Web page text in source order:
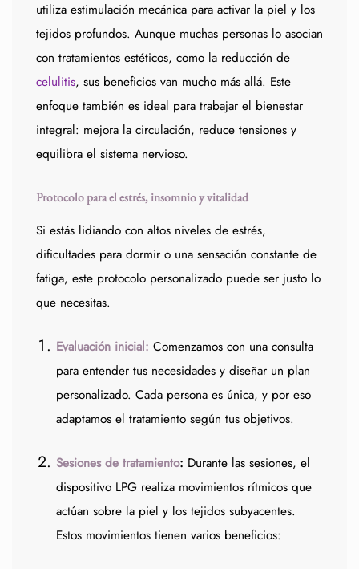
utiliza estimulación mecánica para activar la piel y los
tejidos profundos. Aunque muchas personas lo asocian
con tratamientos estéticos, como la reducción de
celulitis, sus beneficios van mucho más allá. Este
enfoque también es ideal para trabajar el bienestar
integral: mejora la circulación, reduce tensiones y
equilibra el sistema nervioso.
Protocolo para el estrés, insomnio y vitalidad
Si estás lidiando con altos niveles de estrés,
dificultades para dormir o una sensación constante de
fatiga, este protocolo personalizado puede ser justo lo
que necesitas.
Evaluación inicial: Comenzamos con una consulta
para entender tus necesidades y diseñar un plan
personalizado. Cada persona es única, y por eso
adaptamos el tratamiento según tus objetivos.
Sesiones de tratamiento: Durante las sesiones, el
dispositivo LPG realiza movimientos rítmicos que
actúan sobre la piel y los tejidos subyacentes.
Estos movimientos tienen varios beneficios: